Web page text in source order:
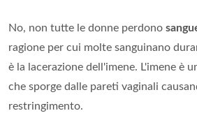
No, non tutte le donne perdono
ragione per cui molte sanguinano
è la lacerazione dell'imene. L'imene è
che sporge dalle pareti vaginali
restringimento.